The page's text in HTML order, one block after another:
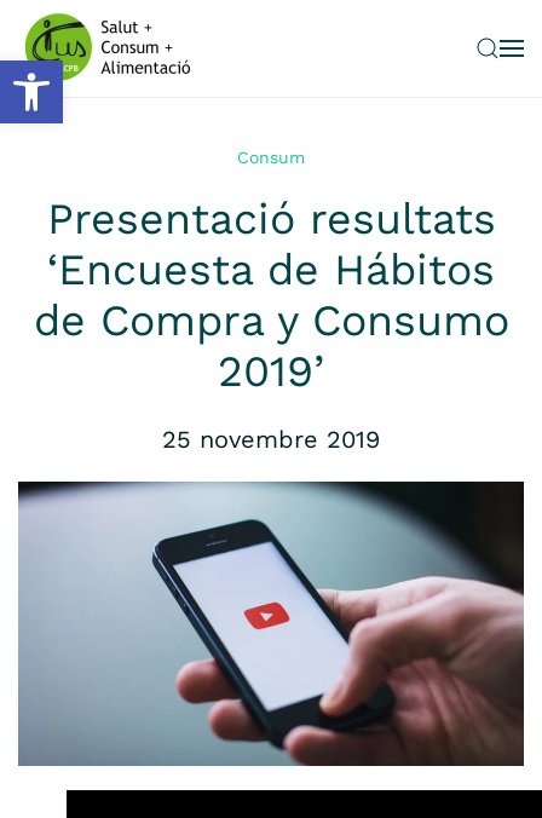
Obre la barra d'eines
Skip to main content
Consum
Presentació resultats
‘Encuesta de Hábitos
de Compra y Consumo
2019’
25 novembre 2019